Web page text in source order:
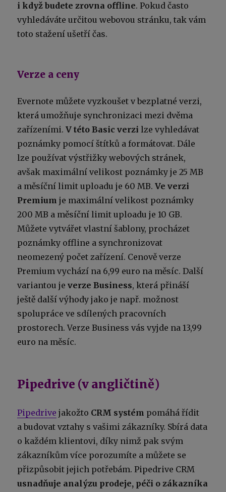
i když budete zrovna offline. Pokud často
vyhledáváte určitou webovou stránku, tak vám
toto stažení ušetří čas.
Verze a ceny
Evernote můžete vyzkoušet v bezplatné verzi,
která umožňuje synchronizaci mezi dvěma
zařízeními.V této Basic verzi lze vyhledávat
poznámky pomocí štítků a formátovat. Dále
lze používat výstřižky webových stránek,
avšak maximální velikost poznámky je 25 MB
a měsíční limit uploadu je 60 MB.Ve verzi
Premium je maximální velikost poznámky
200 MB a měsíční limit uploadu je 10 GB.
Můžete vytvářet vlastní šablony, procházet
poznámky offline a synchronizovat
neomezený počet zařízení. Cenově verze
Premium vychází na 6,99 euro na měsíc. Další
variantou jeverze Business, která přináší
ještě další výhody jako je např. možnost
spolupráce ve sdílených pracovních
prostorech. Verze Business vás vyjde na 13,99
euro na měsíc.
Pipedrive (v angličtině)
Pipedrive jakožto CRM systém pomáhá řídit
a budovat vztahy s vašimi zákazníky. Sbírá data
o každém klientovi, díky nimž pak svým
zákazníkům více porozumíte a můžete se
přizpůsobit jejich potřebám. Pipedrive CRM
usnadňuje analýzu prodeje, péči o zákazníka